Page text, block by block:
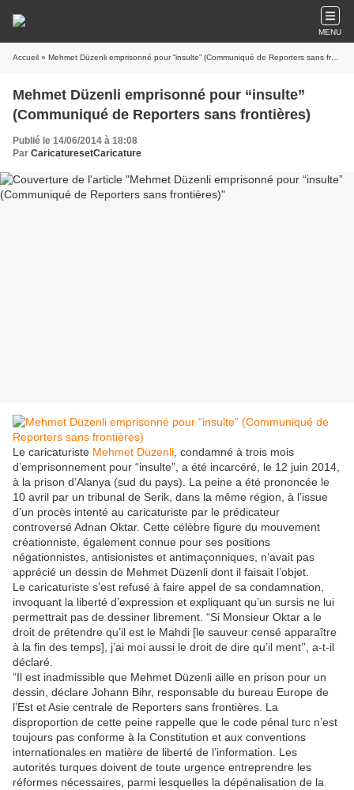
MENU
Accueil » Mehmet Düzenli emprisonné pour “insulte” (Communiqué de Reporters sans frontières)
Mehmet Düzenli emprisonné pour “insulte”
(Communiqué de Reporters sans frontières)
Publié le 14/06/2014 à 18:08
Par CaricaturesetCaricature
Le caricaturiste Mehmet Düzenli , condamné à trois mois
d’emprisonnement pour “insulte”, a été incarcéré, le 12 juin 2014,
à la prison d’Alanya (sud du pays). La peine a été prononcée le
10 avril par un tribunal de Serik, dans la même région, à l’issue
d’un procès intenté au caricaturiste par le prédicateur
controversé Adnan Oktar. Cette célèbre figure du mouvement
créationniste, également connue pour ses positions
négationnistes, antisionistes et antimaçonniques, n’avait pas
apprécié un dessin de Mehmet Düzenli dont il faisait l’objet.
Le caricaturiste s’est refusé à faire appel de sa condamnation,
invoquant la liberté d’expression et expliquant qu’un sursis ne lui
permettrait pas de dessiner librement. “Si Monsieur Oktar a le
droit de prétendre qu’il est le Mahdi [le sauveur censé apparaître
à la fin des temps], j’ai moi aussi le droit de dire qu’il ment’’, a-t-il
déclaré.
“Il est inadmissible que Mehmet Düzenli aille en prison pour un
dessin, déclare Johann Bihr, responsable du bureau Europe de
l’Est et Asie centrale de Reporters sans frontières. La
disproportion de cette peine rappelle que le code pénal turc n’est
toujours pas conforme à la Constitution et aux conventions
internationales en matière de liberté de l’information. Les
autorités turques doivent de toute urgence entreprendre les
réformes nécessaires, parmi lesquelles la dépénalisation de la